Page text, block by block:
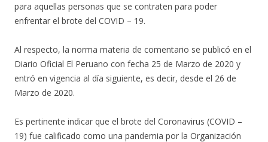
para aquellas personas que se contraten para poder
enfrentar el brote del COVID – 19.
Al respecto, la norma materia de comentario se publicó en el
Diario Oficial El Peruano con fecha 25 de Marzo de 2020 y
entró en vigencia al día siguiente, es decir, desde el 26 de
Marzo de 2020.
Es pertinente indicar que el brote del Coronavirus (COVID –
19) fue calificado como una pandemia por la Organización